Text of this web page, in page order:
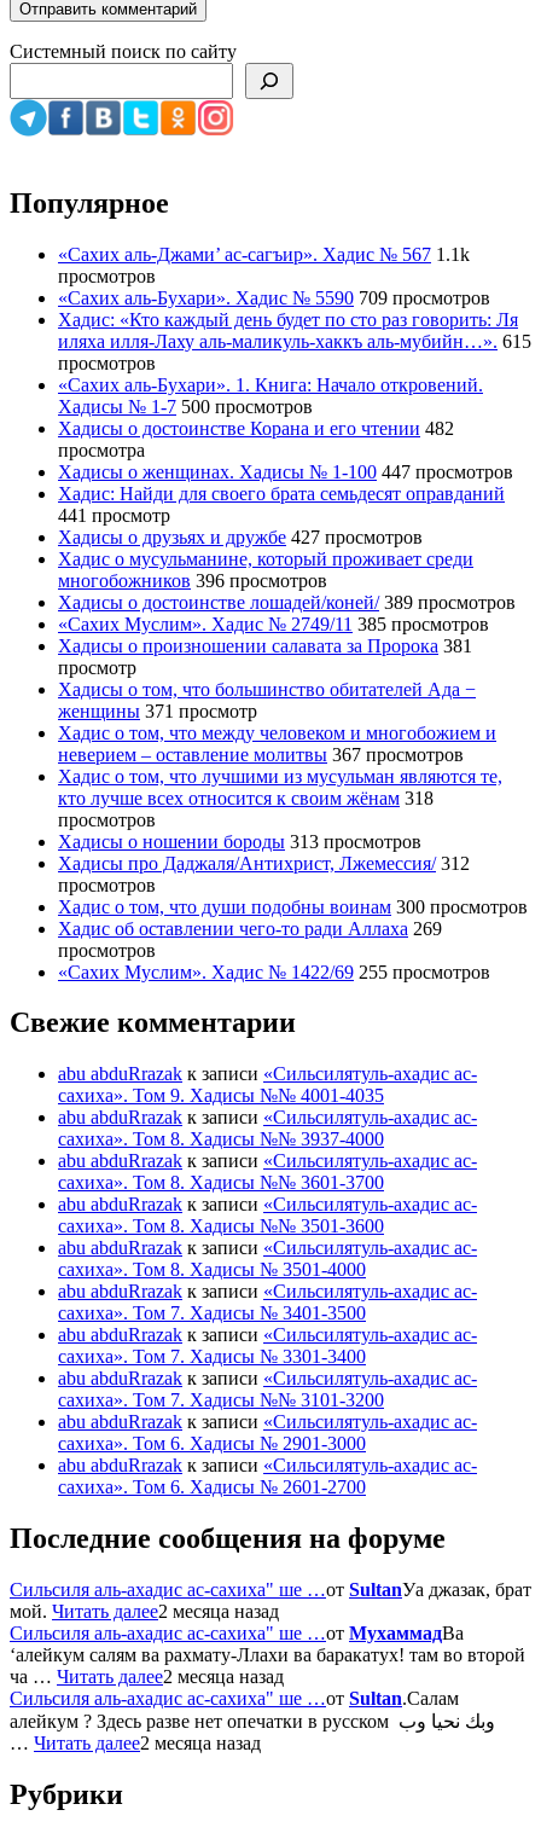
Системный поиск по сайту
Популярное
«Сахих аль-Джами’ ас-сагъир». Хадис № 567 1.1k
просмотров
«Сахих аль-Бухари». Хадис № 5590 709 просмотров
Хадис: «Кто каждый день будет по сто раз говорить: Ля
иляха илля-Лаху аль-маликуль-хаккъ аль-мубийн…». 615
просмотров
«Сахих аль-Бухари». 1. Книга: Начало откровений.
Хадисы № 1-7 500 просмотров
Хадисы о достоинстве Корана и его чтении 482
просмотра
Хадисы о женщинах. Хадисы № 1-100 447 просмотров
Хадис: Найди для своего брата семьдесят оправданий
441 просмотр
Хадисы о друзьях и дружбе 427 просмотров
Хадис о мусульманине, который проживает среди
многобожников 396 просмотров
Хадисы о достоинстве лошадей/коней/ 389 просмотров
«Сахих Муслим». Хадис № 2749/11 385 просмотров
Хадисы о произношении салавата за Пророка 381
просмотр
Хадисы о том, что большинство обитателей Ада −
женщины 371 просмотр
Хадис о том, что между человеком и многобожием и
неверием – оставление молитвы 367 просмотров
Хадис о том, что лучшими из мусульман являются те,
кто лучше всех относится к своим жёнам 318
просмотров
Хадисы о ношении бороды 313 просмотров
Хадисы про Даджаля/Антихрист, Лжемессия/ 312
просмотров
Хадис о том, что души подобны воинам 300 просмотров
Хадис об оставлении чего-то ради Аллаха 269
просмотров
«Сахих Муслим». Хадис № 1422/69 255 просмотров
Свежие комментарии
abu abduRrazak к записи «Сильсилятуль-ахадис ас-
сахиха». Том 9. Хадисы №№ 4001-4035
abu abduRrazak к записи «Сильсилятуль-ахадис ас-
сахиха». Том 8. Хадисы №№ 3937-4000
abu abduRrazak к записи «Сильсилятуль-ахадис ас-
сахиха». Том 8. Хадисы №№ 3601-3700
abu abduRrazak к записи «Сильсилятуль-ахадис ас-
сахиха». Том 8. Хадисы №№ 3501-3600
abu abduRrazak к записи «Сильсилятуль-ахадис ас-
сахиха». Том 8. Хадисы № 3501-4000
abu abduRrazak к записи «Сильсилятуль-ахадис ас-
сахиха». Том 7. Хадисы № 3401-3500
abu abduRrazak к записи «Сильсилятуль-ахадис ас-
сахиха». Том 7. Хадисы № 3301-3400
abu abduRrazak к записи «Сильсилятуль-ахадис ас-
сахиха». Том 7. Хадисы №№ 3101-3200
abu abduRrazak к записи «Сильсилятуль-ахадис ас-
сахиха». Том 6. Хадисы № 2901-3000
abu abduRrazak к записи «Сильсилятуль-ахадис ас-
сахиха». Том 6. Хадисы № 2601-2700
Последние сообщения на форуме
Сильсиля аль-ахадис ас-сахиха" ше …от SultanУа джазак, брат
мой. Читать далее2 месяца назад
Сильсиля аль-ахадис ас-сахиха" ше …от МухаммадВа
‘алейкум салям ва рахмату-Ллахи ва баракатух! там во второй
ча … Читать далее2 месяца назад
Сильсиля аль-ахадис ас-сахиха" ше …от Sultan.Салам
алейкум ? Здесь разве нет опечатки в русском وبك نحيا وب
… Читать далее2 месяца назад
Рубрики